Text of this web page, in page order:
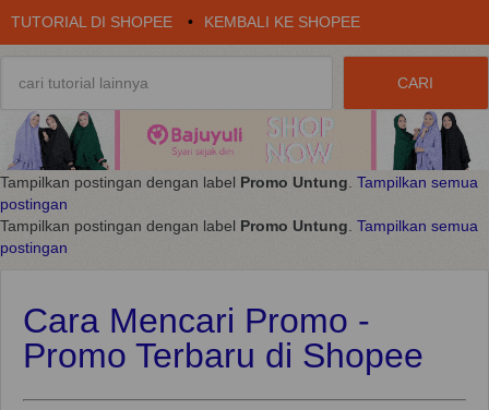
TUTORIAL DI SHOPEE • KEMBALI KE SHOPEE
Tampilkan postingan dengan label Promo Untung. Tampilkan semua
postingan
Tampilkan postingan dengan label Promo Untung. Tampilkan semua
postingan
Cara Mencari Promo -
Promo Terbaru di Shopee